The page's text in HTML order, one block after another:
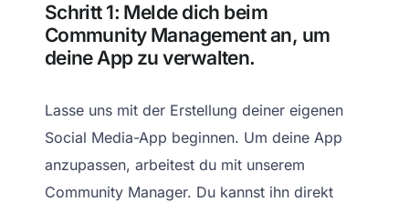
Schritt 1: Melde dich beim
Community Management an, um
deine App zu verwalten.
Lasse uns mit der Erstellung deiner eigenen
Social Media-App beginnen. Um deine App
anzupassen, arbeitest du mit unserem
Community Manager. Du kannst ihn direkt